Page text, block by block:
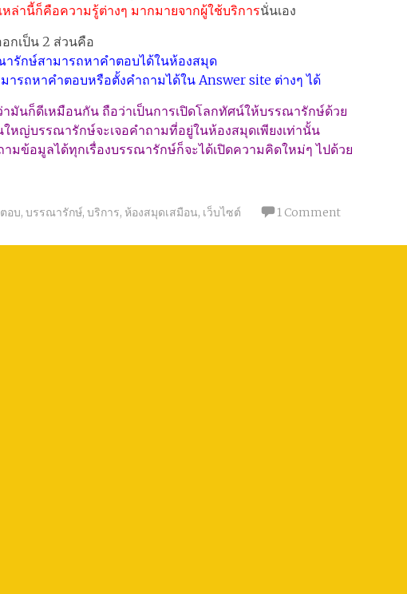
ล่านี้ก็คือความรู้ต่างๆ มากมายจากผู้ใช้บริการนั่นเอง
กเป็น 2 ส่วนคือ
รักษ์สามารถหาคำตอบได้ในห้องสมุด
ถหาคำตอบหรือตั้งคำถามได้ใน Answer site ต่างๆ ได้
มันก็ดีเหมือนกัน ถือว่าเป็นการเปิดโลกทัศน์ให้บรรณารักษ์ด้วย
หญ่บรรณารักษ์จะเจอคำถามที่อยู่ในห้องสมุดเพียงเท่านั้น
ามข้อมูลได้ทุกเรื่องบรรณารักษ์ก็จะได้เปิดความคิดใหม่ๆ ไปด้วย
อบ, บรรณารักษ์, บริการ, ห้องสมุดเสมือน, เว็บไซต์ 1 Comment